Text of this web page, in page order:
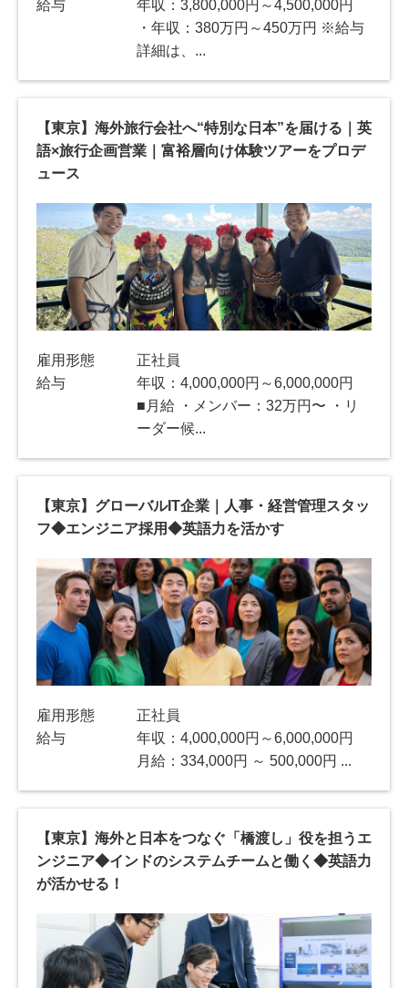
給与
年収：3,800,000円～4,500,000円
・年収：380万円～450万円 ※給与
詳細は、...
【東京】海外旅行会社へ“特別な日本”を届ける｜英
語×旅行企画営業｜富裕層向け体験ツアーをプロデ
ュース
雇用形態
正社員
給与
年収：4,000,000円～6,000,000円
■月給 ・メンバー：32万円〜 ・リ
ーダー候...
【東京】グローバルIT企業｜人事・経営管理スタッ
フ◆エンジニア採用◆英語力を活かす
雇用形態
正社員
給与
年収：4,000,000円～6,000,000円
月給：334,000円 ～ 500,000円 ...
【東京】海外と日本をつなぐ「橋渡し」役を担うエ
ンジニア◆インドのシステムチームと働く◆英語力
が活かせる！